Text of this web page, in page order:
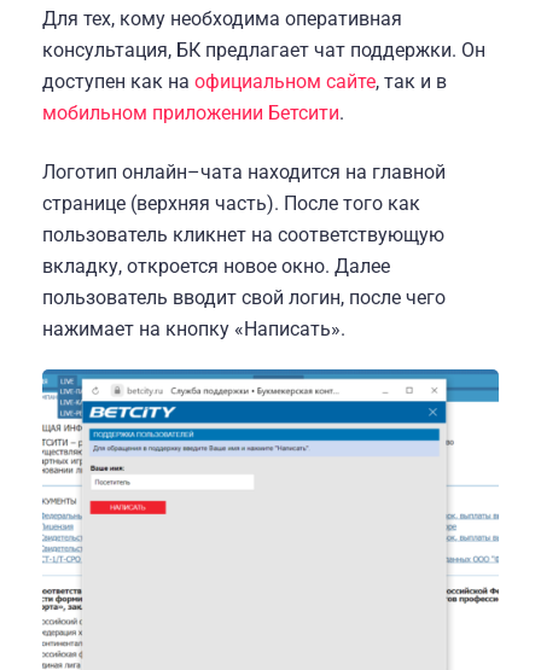
Для тех, кому необходима оперативная
консультация, БК предлагает чат поддержки. Он
доступен как на официальном сайте, так и в
мобильном приложении Бетсити.
Логотип онлайн–чата находится на главной
странице (верхняя часть). После того как
пользователь кликнет на соответствующую
вкладку, откроется новое окно. Далее
пользователь вводит свой логин, после чего
нажимает на кнопку «Написать».